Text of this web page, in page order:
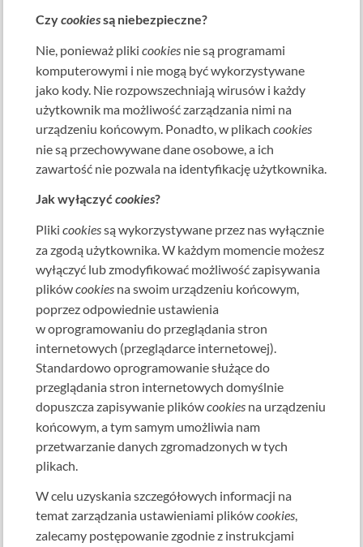
Czycookiessą niebezpieczne?
Nie, ponieważ plikicookies nie są programami
komputerowymi i nie mogą być wykorzystywane
jako kody. Nie rozpowszechniają wirusów i każdy
użytkownik ma możliwość zarządzania nimi na
urządzeniu końcowym. Ponadto, w plikachcookies
nie są przechowywane dane osobowe, a ich
zawartość nie pozwala na identyfikację użytkownika.
Jak wyłączyćcookies?
Plikicookiessą wykorzystywane przez nas wyłącznie
za zgodą użytkownika. W każdym momencie możesz
wyłączyć lub zmodyfikować możliwość zapisywania
plikówcookies na swoim urządzeniu końcowym,
poprzez odpowiednie ustawienia
w oprogramowaniu do przeglądania stron
internetowych (przeglądarce internetowej).
Standardowo oprogramowanie służące do
przeglądania stron internetowych domyślnie
dopuszcza zapisywanie plikówcookies na urządzeniu
końcowym, a tym samym umożliwia nam
przetwarzanie danych zgromadzonych w tych
plikach.
W celu uzyskania szczegółowych informacji na
temat zarządzania ustawieniami plikówcookies,
zalecamy postępowanie zgodnie z instrukcjami